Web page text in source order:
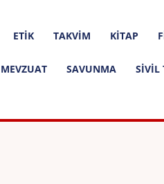
ETIK TAKVIM KITAP
MEVZUAT SAVUNMA SIVIL